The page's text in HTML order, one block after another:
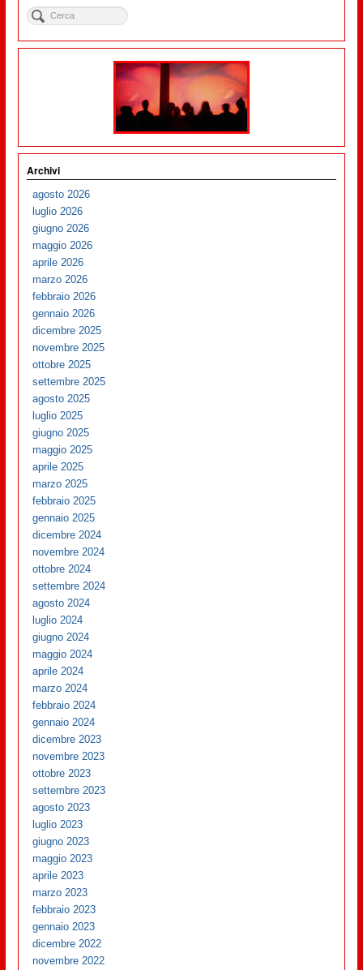
Archivi
agosto 2026
luglio 2026
giugno 2026
maggio 2026
aprile 2026
marzo 2026
febbraio 2026
gennaio 2026
dicembre 2025
novembre 2025
ottobre 2025
settembre 2025
agosto 2025
luglio 2025
giugno 2025
maggio 2025
aprile 2025
marzo 2025
febbraio 2025
gennaio 2025
dicembre 2024
novembre 2024
ottobre 2024
settembre 2024
agosto 2024
luglio 2024
giugno 2024
maggio 2024
aprile 2024
marzo 2024
febbraio 2024
gennaio 2024
dicembre 2023
novembre 2023
ottobre 2023
settembre 2023
agosto 2023
luglio 2023
giugno 2023
maggio 2023
aprile 2023
marzo 2023
febbraio 2023
gennaio 2023
dicembre 2022
novembre 2022